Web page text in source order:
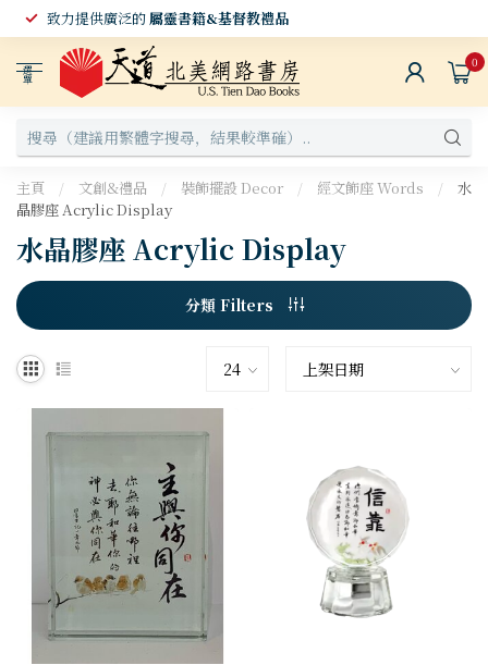
致力提供廣泛的屬靈書籍&基督教禮品
選
單
0
主頁 / 文創&禮品 / 裝飾擺設 Decor / 經文飾座 Words /
水
晶膠座 Acrylic Display
水晶膠座 Acrylic Display
分類 Filters